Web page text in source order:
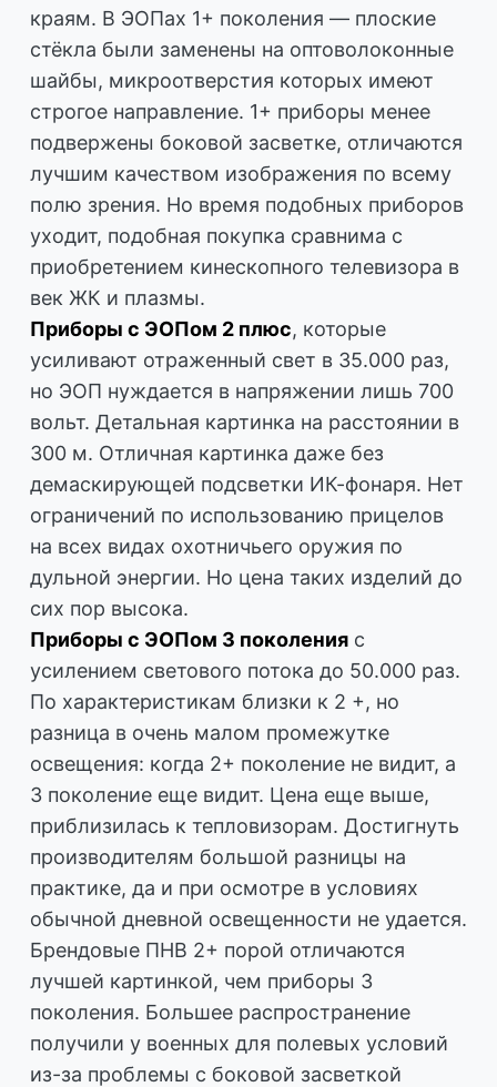
краям. В ЭОПах 1+ поколения — плоские
стёкла были заменены на оптоволоконные
шайбы, микроотверстия которых имеют
строгое направление. 1+ приборы менее
подвержены боковой засветке, отличаются
лучшим качеством изображения по всему
полю зрения. Но время подобных приборов
уходит, подобная покупка сравнима с
приобретением кинескопного телевизора в
век ЖК и плазмы.
Приборы с ЭОПом 2 плюс, которые
усиливают отраженный свет в 35.000 раз,
но ЭОП нуждается в напряжении лишь 700
вольт. Детальная картинка на расстоянии в
300 м. Отличная картинка даже без
демаскирующей подсветки ИК-фонаря. Нет
ограничений по использованию прицелов
на всех видах охотничьего оружия по
дульной энергии. Но цена таких изделий до
сих пор высока.
Приборы с ЭОПом 3 поколения с
усилением светового потока до 50.000 раз.
По характеристикам близки к 2 +, но
разница в очень малом промежутке
освещения: когда 2+ поколение не видит, а
3 поколение еще видит. Цена еще выше,
приблизилась к тепловизорам. Достигнуть
производителям большой разницы на
практике, да и при осмотре в условиях
обычной дневной освещенности не удается.
Брендовые ПНВ 2+ порой отличаются
лучшей картинкой, чем приборы 3
поколения. Большее распространение
получили у военных для полевых условий
из-за проблемы с боковой засветкой